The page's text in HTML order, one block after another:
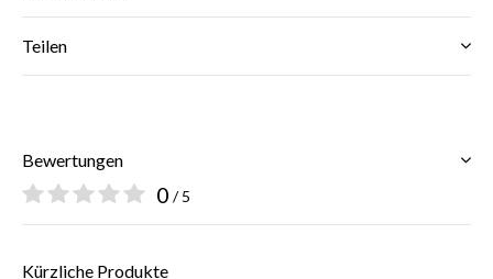
Teilen
Bewertungen
0 / 5
Kürzliche Produkte